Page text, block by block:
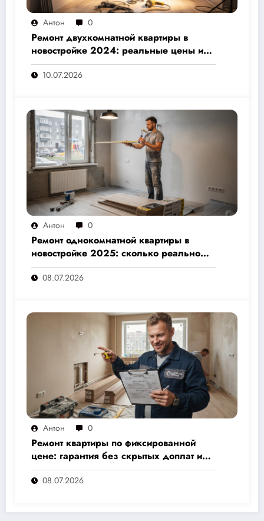
Антон 0
Ремонт двухкомнатной квартиры в
новостройке 2024: реальные цены и
скрытые расходы, которые вам не
назовут подрядчики
10.07.2026
Антон 0
Ремонт однокомнатной квартиры в
новостройке 2025: сколько реально
стоит и как не переплатить — полный
расчёт от 500 000 рублей
08.07.2026
Антон 0
Ремонт квартиры по фиксированной
цене: гарантия без скрытых доплат и
переплат
08.07.2026